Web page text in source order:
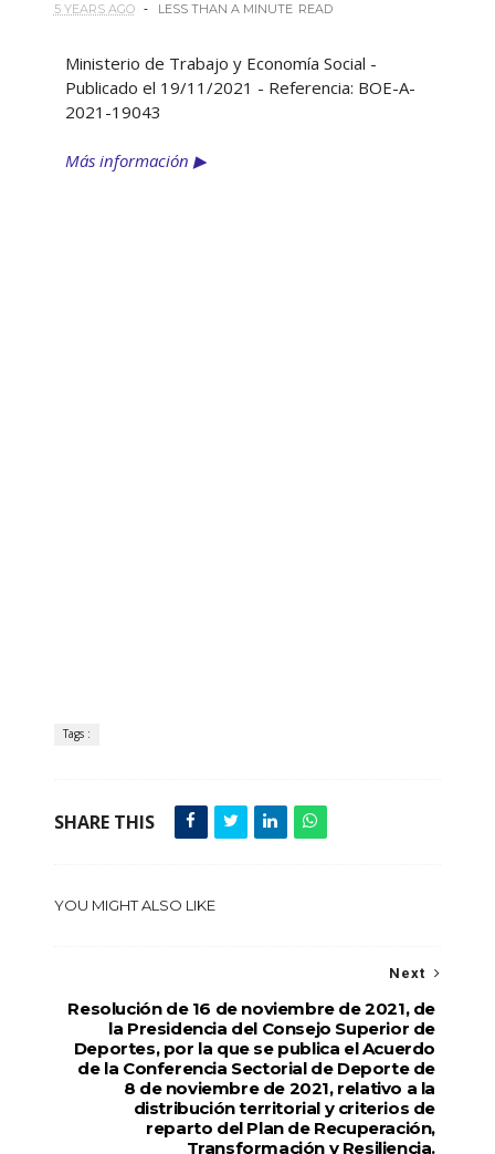
5 YEARS AGO LESS THAN A MINUTE READ
Ministerio de Trabajo y Economía Social -
Publicado el 19/11/2021 - Referencia: BOE-A-
2021-19043
Más información ▶
Tags :
SHARE THIS
YOU MIGHT ALSO LIKE
Next
Resolución de 16 de noviembre de 2021, de
la Presidencia del Consejo Superior de
Deportes, por la que se publica el Acuerdo
de la Conferencia Sectorial de Deporte de
8 de noviembre de 2021, relativo a la
distribución territorial y criterios de
reparto del Plan de Recuperación,
Transformación y Resiliencia.